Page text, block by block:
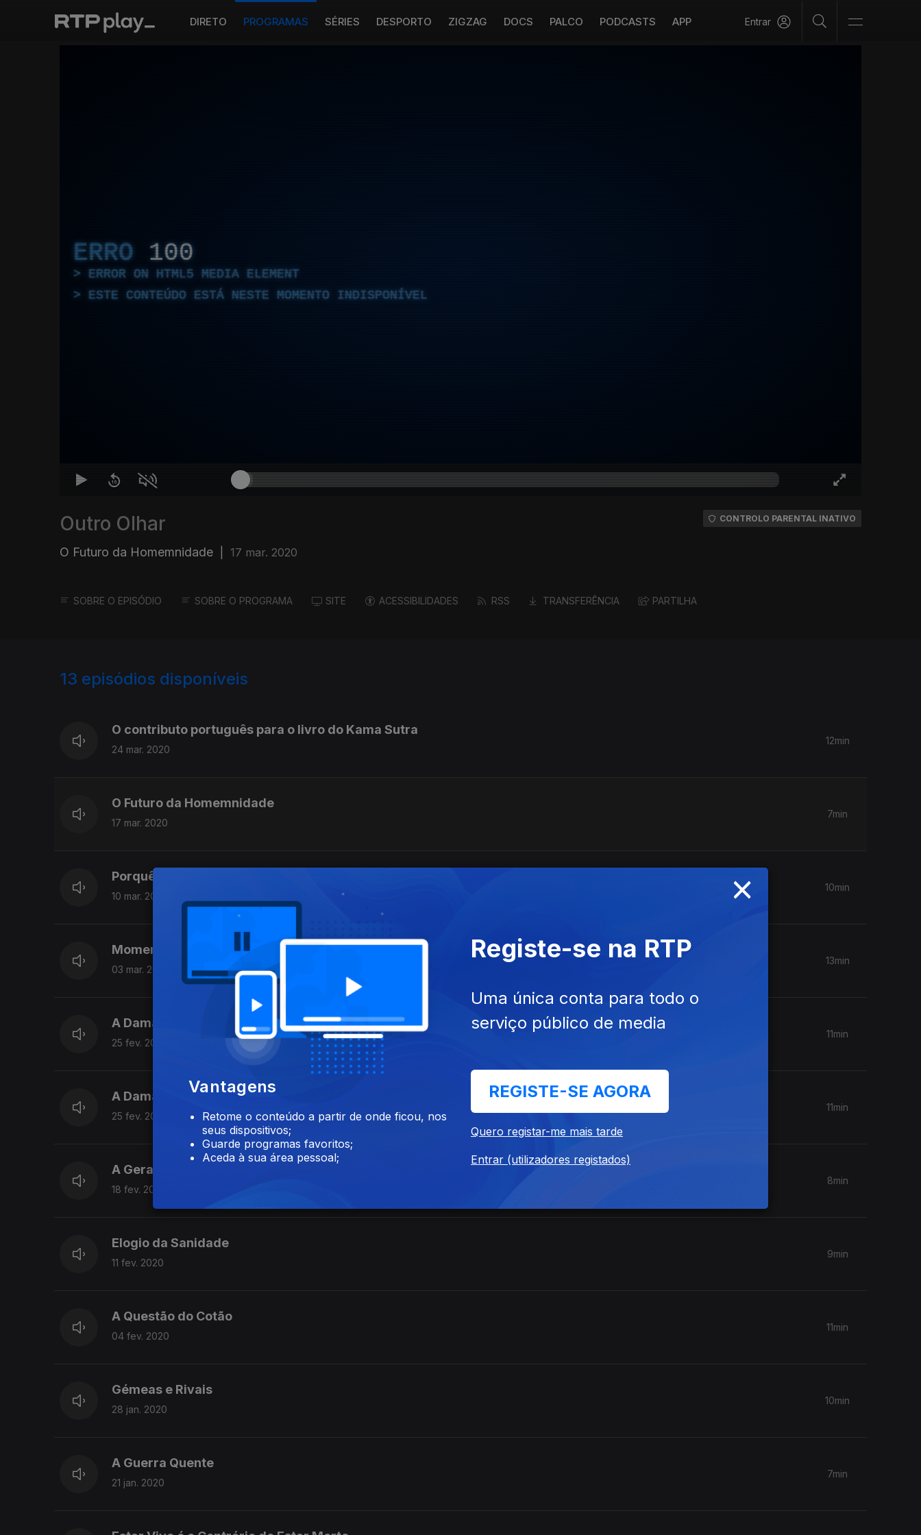
DIRETO PROGRAMAS SÉRIES DESPORTO ZIGZAG DOCS PALCO PODCASTS APP Entrar
ERRO 100
ERROR ON HTML5 MEDIA ELEMENT
ESTE CONTEÚDO ESTÁ NESTE MOMENTO INDISPONÍVEL
Outro Olhar
O Futuro da Homemnidade 17 mar. 2020
CONTROLO PARENTAL INATIVO
SOBRE O EPISÓDIO SOBRE O PROGRAMA SITE ACESSIBILIDADES RSS TRANSFERÊNCIA PARTILHA
13 episódios disponíveis
O contributo português para o livro do Kama Sutra
24 mar. 2020
12min
O Futuro da Homemnidade
17 mar. 2020
7min
Porquê Sandro 2000
10 mar. 2020
10min
Momentos Multibanco
03 mar. 2020
13min
A Dama das Caneças, Deusa da Fertilidade
25 fev. 2020
11min
A Dama das Caneças, Deusa da Fertilidade
25 fev. 2020
11min
A Geração nã- nã - nã
18 fev. 2020
8min
Elogio da Sanidade
11 fev. 2020
9min
A Questão do Cotão
04 fev. 2020
11min
Gémeas e Rivais
28 jan. 2020
10min
A Guerra Quente
21 jan. 2020
7min
×
Vantagens
Retome o conteúdo a partir de onde ficou, nos
seus dispositivos;
Guarde programas favoritos;
Aceda à sua área pessoal;
Registe-se na RTP
Uma única conta para todo o
serviço público de media
REGISTE-SE AGORA
Quero registar-me mais tarde
Entrar (utilizadores registados)